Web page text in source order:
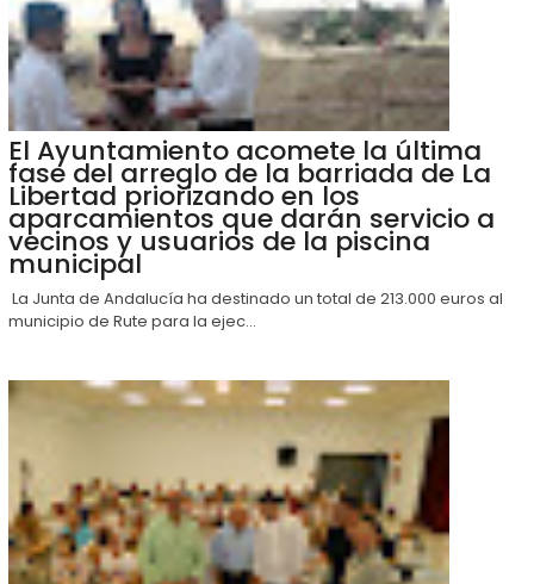
El Ayuntamiento acomete la última
fase del arreglo de la barriada de La
Libertad priorizando en los
aparcamientos que darán servicio a
vecinos y usuarios de la piscina
municipal
La Junta de Andalucía ha destinado un total de 213.000 euros al
municipio de Rute para la ejec...